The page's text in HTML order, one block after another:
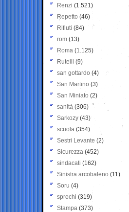
Renzi (1.521)
Repetto (46)
Rifiuti (84)
rom (13)
Roma (1.125)
Rutelli (9)
san gottardo (4)
San Martino (3)
San Miniato (2)
sanità (306)
Sarkozy (43)
scuola (354)
Sestri Levante (2)
Sicurezza (452)
sindacati (162)
Sinistra arcobaleno (11)
Soru (4)
sprechi (319)
Stampa (373)